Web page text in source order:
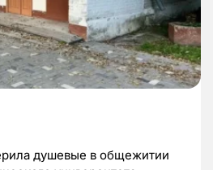
душевые в общежитии